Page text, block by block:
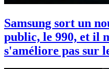
Samsung sort un
public, le 990, et il
s'améliore pas sur